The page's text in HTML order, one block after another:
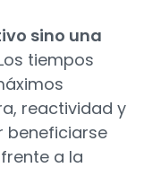
sino una
tiempos
reactividad y
beneficiarse
a la